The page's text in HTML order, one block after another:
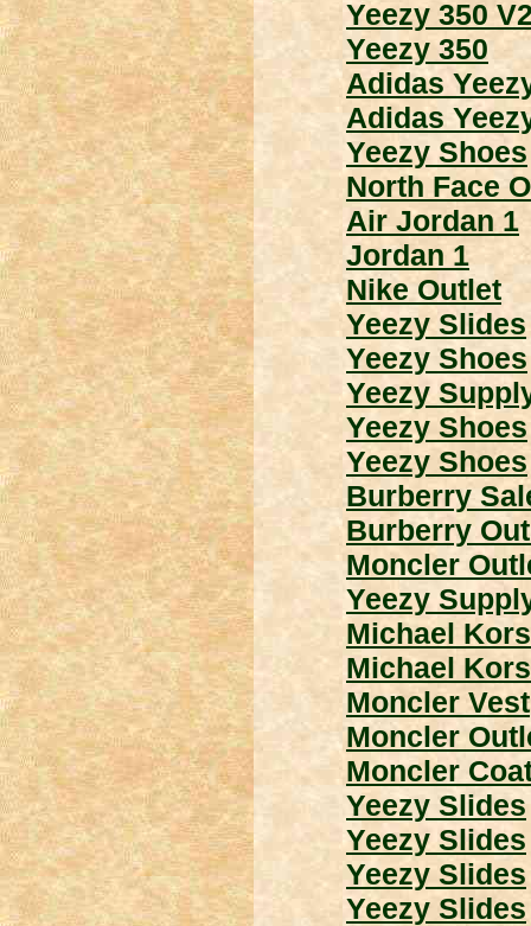
Yeezy 350
Yeezy 350
Adidas
Adidas
Yeezy Shoes
North Face
Air Jordan 1
Jordan 1
Nike Outlet
Yeezy Slides
Yeezy Shoes
Yeezy
Yeezy Shoes
Yeezy Shoes
Burberry
Burberry
Moncler
Yeezy
Michael
Michael Kors
Moncler Vest
Moncler
Moncler
Yeezy Slides
Yeezy Slides
Yeezy Slides
Yeezy Slides